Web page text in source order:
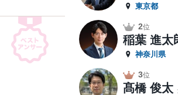
東京都
2位
稲葉 進太
神奈川県
3位
髙橋 俊太